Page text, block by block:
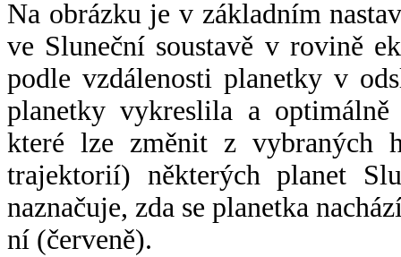
Na obrázku je v základním
ve Sluneční soustavě v rovině
podle vzdálenosti planetky v
planetky vykreslila a
které lze změnit z vybraných
trajektorií) některých planet
naznačuje, zda se planetka
ní (červeně).